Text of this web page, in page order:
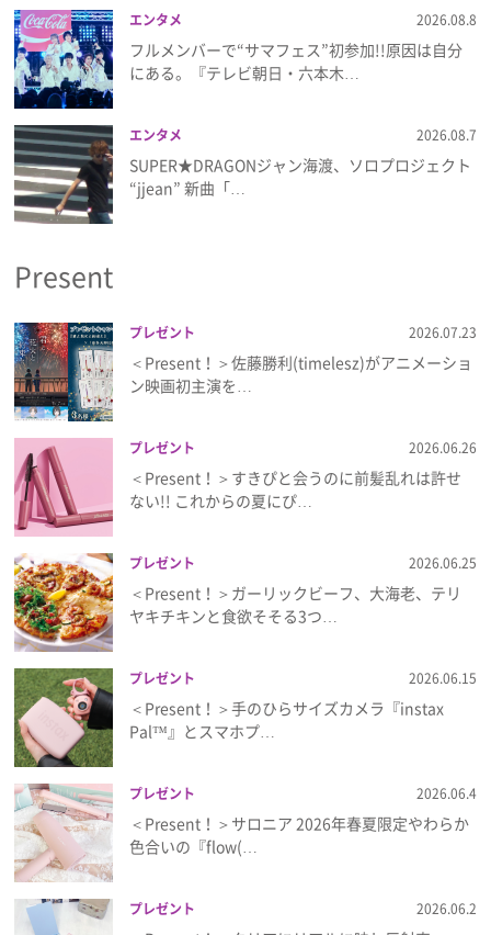
利用規約
お問い合わせ
エンタメ 2026.08.8
フルメンバーで“サマフェス”初参加!!原因は自分
にある。『テレビ朝日・六本木…
エンタメ 2026.08.7
SUPER★DRAGONジャン海渡、ソロプロジェクト
“jjean” 新曲「…
Present
プレゼント 2026.07.23
＜Present！＞佐藤勝利(timelesz)がアニメーショ
ン映画初主演を…
プレゼント 2026.06.26
＜Present！＞すきぴと会うのに前髪乱れは許せ
ない!! これからの夏にぴ…
プレゼント 2026.06.25
＜Present！＞ガーリックビーフ、大海老、テリ
ヤキチキンと食欲そそる3つ…
プレゼント 2026.06.15
＜Present！＞手のひらサイズカメラ『instax
Pal™』とスマホプ…
プレゼント 2026.06.4
＜Present！＞サロニア 2026年春夏限定やわらか
色合いの『flow(…
プレゼント 2026.06.2